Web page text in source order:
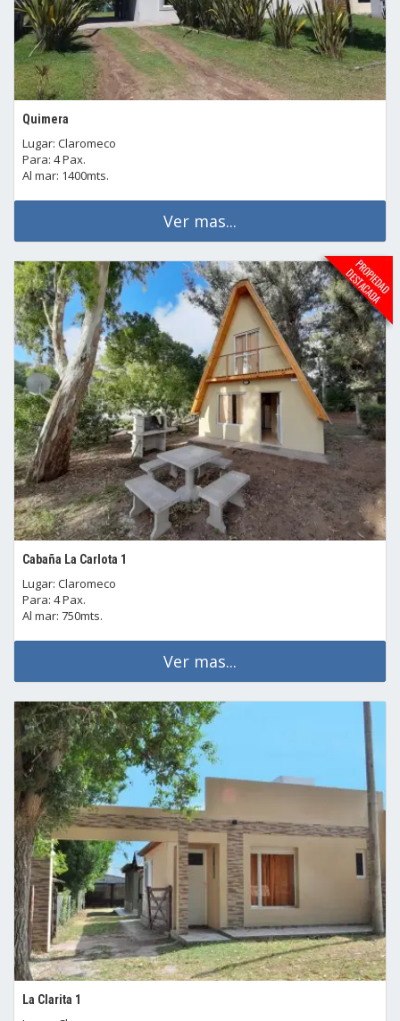
Quimera
Lugar: Claromeco
Para: 4 Pax.
Al mar: 1400mts.
Ver mas...
Cabaña La Carlota 1
Lugar: Claromeco
Para: 4 Pax.
Al mar: 750mts.
Ver mas...
La Clarita 1